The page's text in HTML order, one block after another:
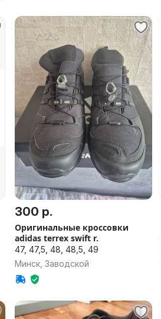
300 р.
Оригинальные кроссовки
adidas terrex swift r.
47, 47,5, 48, 48,5, 49
Минск, Заводской